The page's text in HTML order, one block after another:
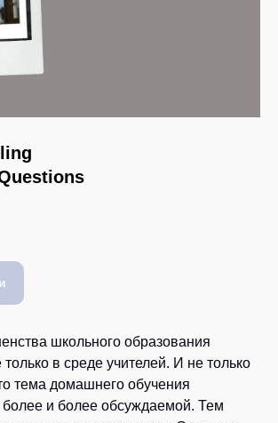
школьного образования
в среде учителей. И не только
тема домашнего обучения
более и более обсуждаемой. Тем